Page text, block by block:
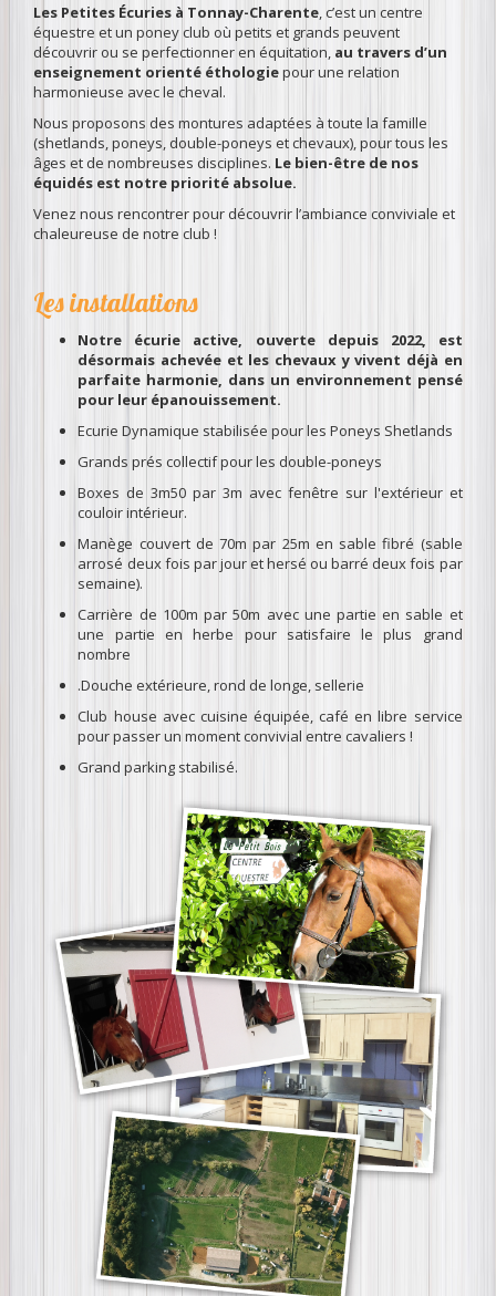
Les Petites Écuries à Tonnay-Charente, c’est un centre
équestre et un poney club où petits et grands peuvent
découvrir ou se perfectionner en équitation, au travers d’un
enseignement orienté éthologiepour une relation
harmonieuse avec le cheval.
Nous proposons des montures adaptées à toute la famille
(shetlands, poneys, double-poneys et chevaux), pour tous les
âges et de nombreuses disciplines. Le bien-être de nos
équidés est notre priorité absolue.
Venez nous rencontrer pour découvrir l’ambiance conviviale et
chaleureuse de notre club !
Les installations
Notre écurie active, ouverte depuis 2022, est
désormais achevée et les chevaux y vivent déjà en
parfaite harmonie, dans un environnement pensé
pour leur épanouissement.
Ecurie Dynamique stabilisée pour les Poneys Shetlands
Grands prés collectif pour les double-poneys
Boxes de 3m50 par 3m avec fenêtre sur l'extérieur et
couloir intérieur.
Manège couvert de 70m par 25m en sable fibré (sable
arrosé deux fois par jour et hersé ou barré deux fois par
semaine).
Carrière de 100m par 50m avec une partie en sable et
une partie en herbe pour satisfaire le plus grand
nombre
.Douche extérieure, rond de longe, sellerie
Club house avec cuisine équipée, café en libre service
pour passer un moment convivial entre cavaliers !
Grand parking stabilisé.